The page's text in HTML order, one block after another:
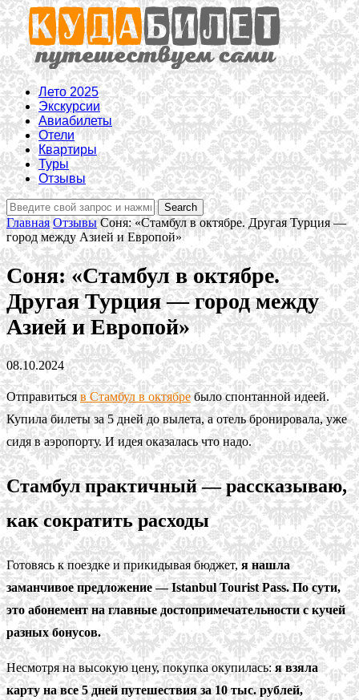
Лето 2025
Экскурсии
Авиабилеты
Отели
Квартиры
Туры
Отзывы
Главная Отзывы Соня: «Стамбул в октябре. Другая Турция —
город между Азией и Европой»
Соня: «Стамбул в октябре.
Другая Турция — город между
Азией и Европой»
08.10.2024
Отправитьсяв Стамбул в октябребыло спонтанной идеей.
Купила билеты за 5 дней до вылета, а отель бронировала, уже
сидя в аэропорту. И идея оказалась что надо.
Стамбул практичный — рассказываю,
как сократить расходы
Готовясь к поездке и прикидывая бюджет,я нашла
заманчивое предложение — Istanbul Tourist Pass. По сути,
это абонемент на главные достопримечательности с кучей
разных бонусов.
Несмотря на высокую цену, покупка окупилась:я взяла
карту на все 5 дней путешествия за 10 тыс. рублей,